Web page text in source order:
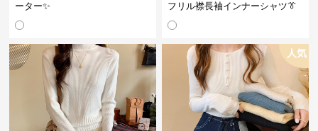
ーター✨
フリル襟長袖インナーシャツ👔
人気